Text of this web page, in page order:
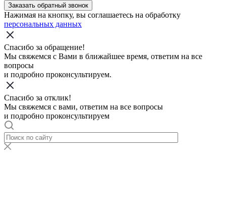
Заказать обратный звонок
Нажимая на кнопку, вы соглашаетесь на обработку
персональных данных
Спасибо за обращение!
Мы свяжемся с Вами в ближайшее время, ответим на все
вопросы
и подробно проконсультируем.
Спасибо за отклик!
Мы свяжемся с вами, ответим на все вопросы
и подробно проконсультируем